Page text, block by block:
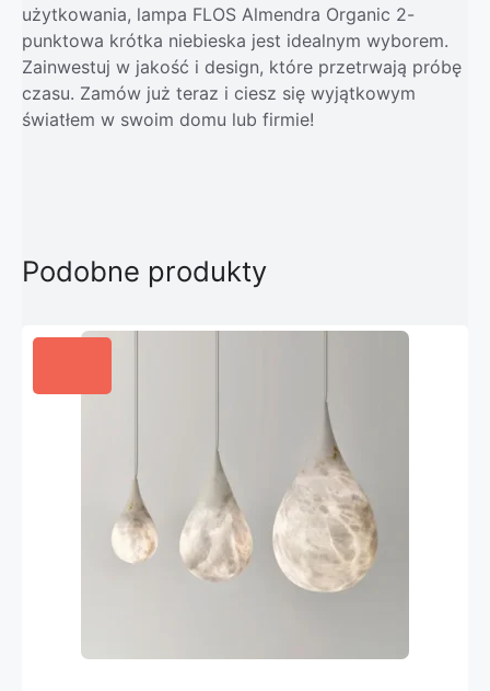
użytkowania, lampa FLOS Almendra Organic 2-
punktowa krótka niebieska jest idealnym wyborem.
Zainwestuj w jakość i design, które przetrwają próbę
czasu. Zamów już teraz i ciesz się wyjątkowym
światłem w swoim domu lub firmie!
Podobne produkty